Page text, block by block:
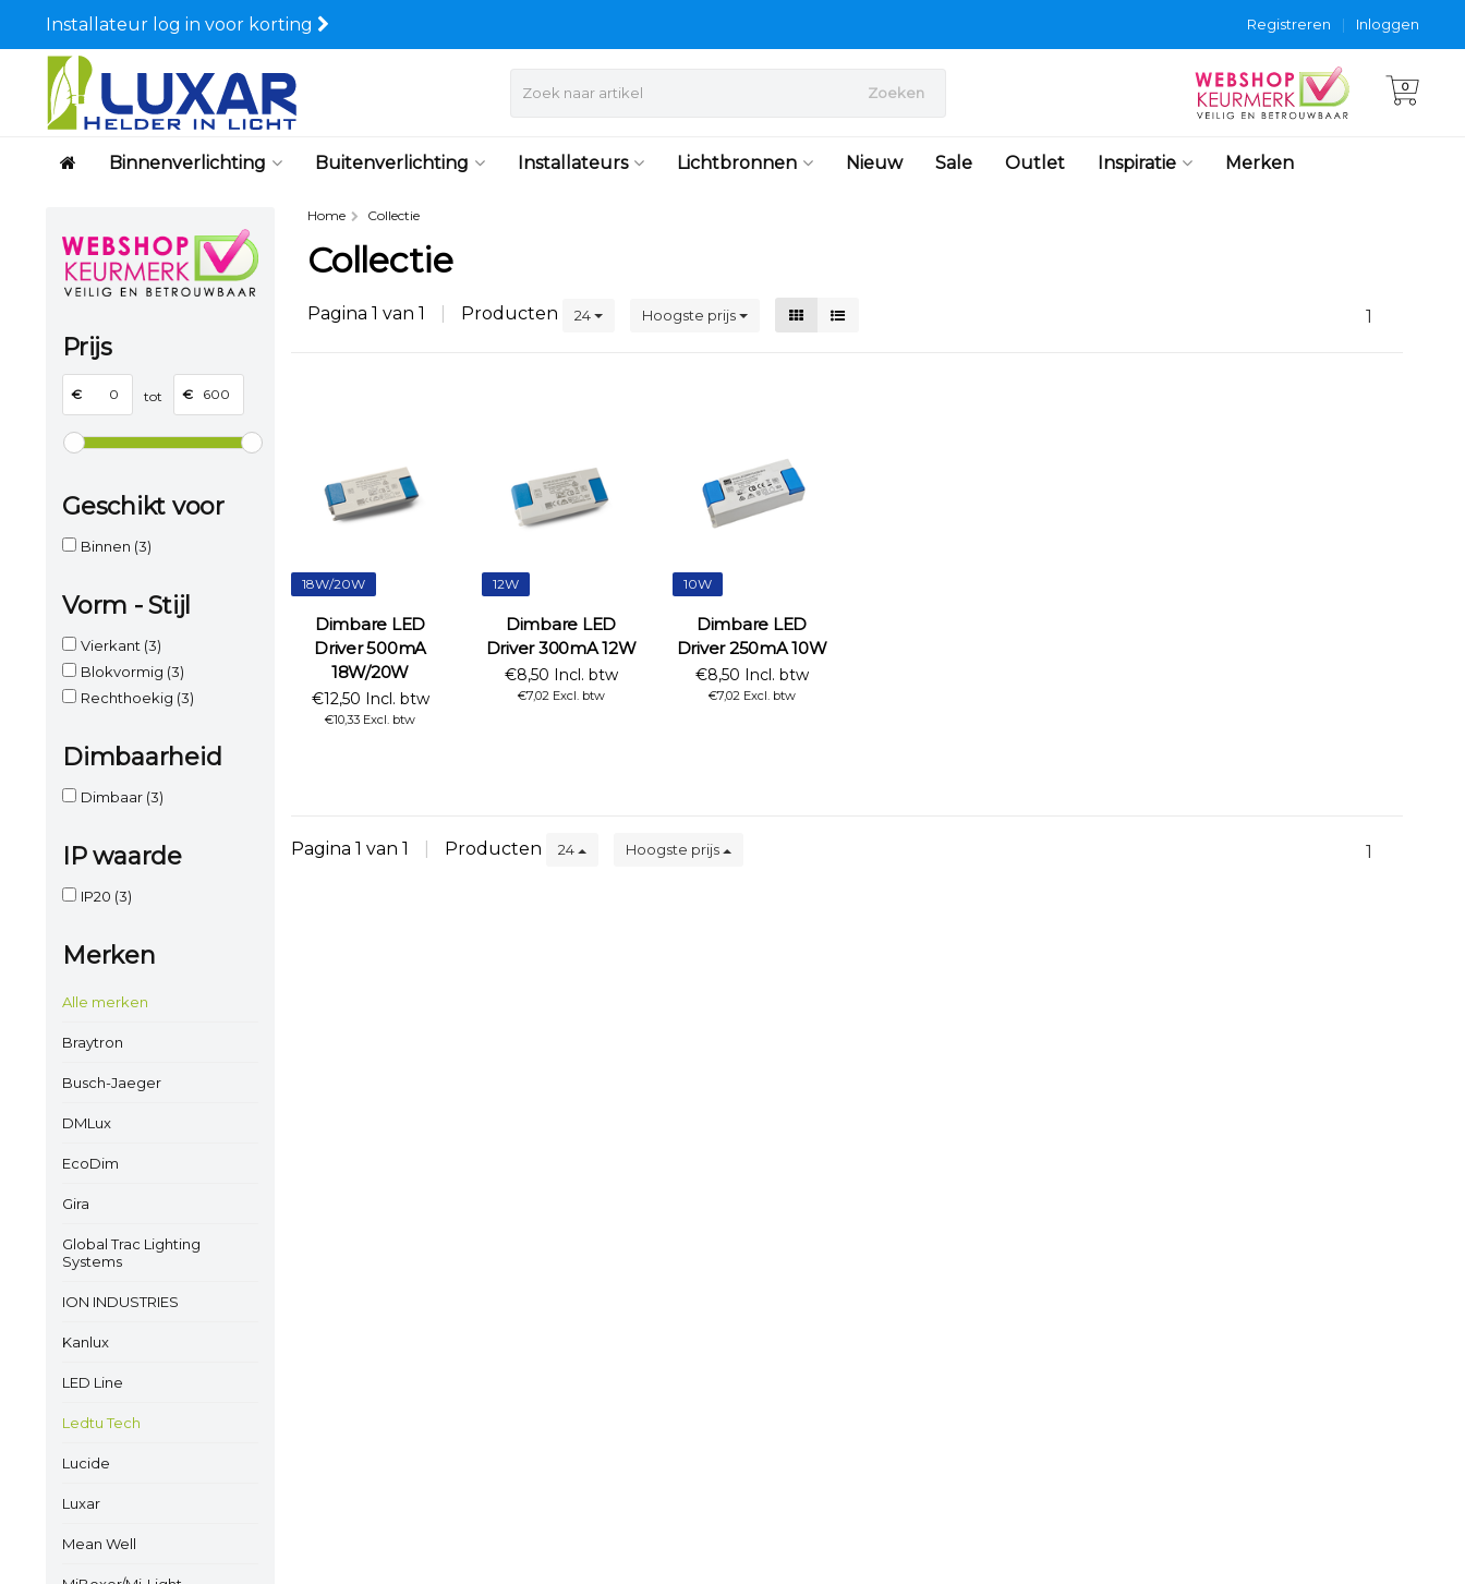
Installateur log in voor korting Inloggen
|
Registreren
Zoeken 0
Binnenverlichting Buitenverlichting Installateurs Lichtbronnen Nieuw Sale Outlet Inspiratie Merken
Prijs
€ tot €
Geschikt voor
Binnen (3)
Vorm - Stijl
Vierkant (3)
Blokvormig (3)
Rechthoekig (3)
Dimbaarheid
Dimbaar (3)
IP waarde
IP20 (3)
Merken
Alle merken
Braytron
Busch-Jaeger
DMLux
EcoDim
Gira
Global Trac Lighting
Systems
ION INDUSTRIES
Kanlux
LED Line
Ledtu Tech
Lucide
Luxar
Mean Well
Home Collectie
Collectie
Pagina 1 van 1 Producten 24 Hoogste prijs 1
18W/20W
Dimbare LED
Driver 500mA
18W/20W
€12,50 Incl. btw
€10,33 Excl. btw
12W
Dimbare LED
Driver 300mA 12W
€8,50 Incl. btw
€7,02 Excl. btw
10W
Dimbare LED
Driver 250mA 10W
€8,50 Incl. btw
€7,02 Excl. btw
Pagina 1 van 1 Producten 24 Hoogste prijs 1